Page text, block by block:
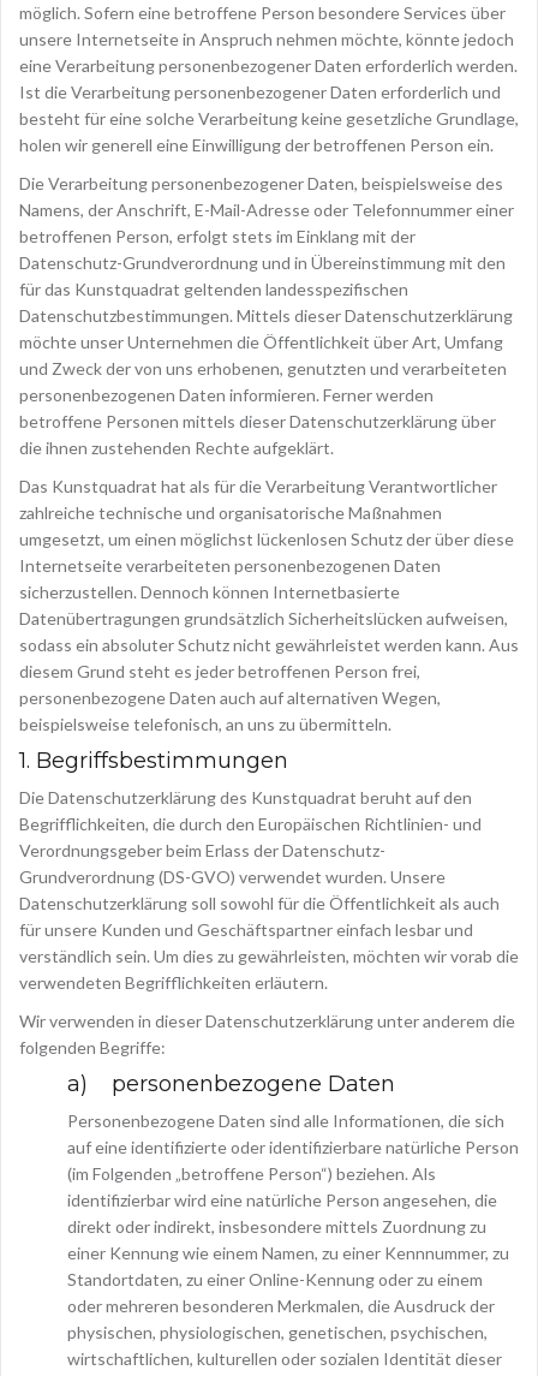
möglich. Sofern eine betroffene Person besondere Services über
unsere Internetseite in Anspruch nehmen möchte, könnte jedoch
eine Verarbeitung personenbezogener Daten erforderlich werden.
Ist die Verarbeitung personenbezogener Daten erforderlich und
besteht für eine solche Verarbeitung keine gesetzliche Grundlage,
holen wir generell eine Einwilligung der betroffenen Person ein.
Die Verarbeitung personenbezogener Daten, beispielsweise des
Namens, der Anschrift, E-Mail-Adresse oder Telefonnummer einer
betroffenen Person, erfolgt stets im Einklang mit der
Datenschutz-Grundverordnung und in Übereinstimmung mit den
für das Kunstquadrat geltenden landesspezifischen
Datenschutzbestimmungen. Mittels dieser Datenschutzerklärung
möchte unser Unternehmen die Öffentlichkeit über Art, Umfang
und Zweck der von uns erhobenen, genutzten und verarbeiteten
personenbezogenen Daten informieren. Ferner werden
betroffene Personen mittels dieser Datenschutzerklärung über
die ihnen zustehenden Rechte aufgeklärt.
Das Kunstquadrat hat als für die Verarbeitung Verantwortlicher
zahlreiche technische und organisatorische Maßnahmen
umgesetzt, um einen möglichst lückenlosen Schutz der über diese
Internetseite verarbeiteten personenbezogenen Daten
sicherzustellen. Dennoch können Internetbasierte
Datenübertragungen grundsätzlich Sicherheitslücken aufweisen,
sodass ein absoluter Schutz nicht gewährleistet werden kann. Aus
diesem Grund steht es jeder betroffenen Person frei,
personenbezogene Daten auch auf alternativen Wegen,
beispielsweise telefonisch, an uns zu übermitteln.
1. Begriffsbestimmungen
Die Datenschutzerklärung des Kunstquadrat beruht auf den
Begrifflichkeiten, die durch den Europäischen Richtlinien- und
Verordnungsgeber beim Erlass der Datenschutz-
Grundverordnung (DS-GVO) verwendet wurden. Unsere
Datenschutzerklärung soll sowohl für die Öffentlichkeit als auch
für unsere Kunden und Geschäftspartner einfach lesbar und
verständlich sein. Um dies zu gewährleisten, möchten wir vorab die
verwendeten Begrifflichkeiten erläutern.
Wir verwenden in dieser Datenschutzerklärung unter anderem die
folgenden Begriffe:
a) personenbezogene Daten
Personenbezogene Daten sind alle Informationen, die sich
auf eine identifizierte oder identifizierbare natürliche Person
(im Folgenden „betroffene Person“) beziehen. Als
identifizierbar wird eine natürliche Person angesehen, die
direkt oder indirekt, insbesondere mittels Zuordnung zu
einer Kennung wie einem Namen, zu einer Kennnummer, zu
Standortdaten, zu einer Online-Kennung oder zu einem
oder mehreren besonderen Merkmalen, die Ausdruck der
physischen, physiologischen, genetischen, psychischen,
wirtschaftlichen, kulturellen oder sozialen Identität dieser